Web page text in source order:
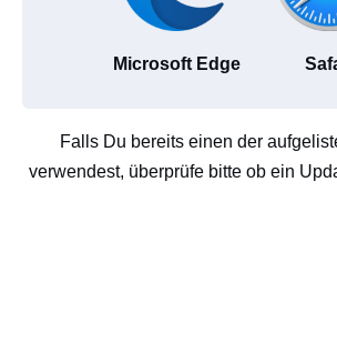
Microsoft Edge
Falls Du bereits einen der
verwendest, überprüfe bitte ob ein